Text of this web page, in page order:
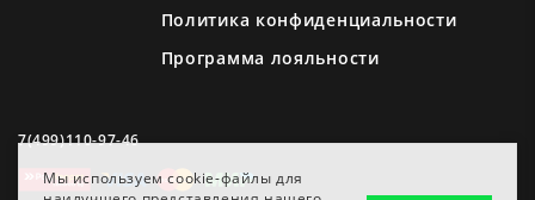
Мы используем cookie-файлы для
Политика конфиденциальности
Программа лояльности
7(499)110-97-46